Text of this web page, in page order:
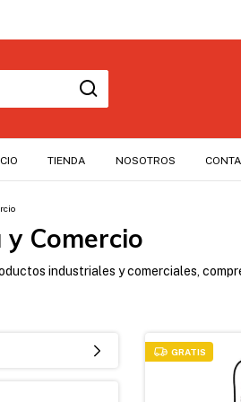
TIENDA NOSOTROS
Comercio
industriales y comerciales,
GRATIS